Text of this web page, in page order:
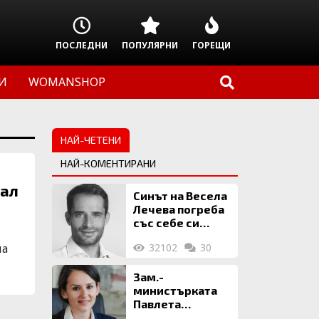
ПОСЛЕДНИ ПОПУЛЯРНИ ГОРЕЩИ
WOMANSHOP
НАЙ-ЧЕТЕНИ
НАЙ-КОМЕНТИРАНИ
Синът на Весела
Лечева погреба
със себе си
млн. евро
32102 30
Зам.-
министърката
Павлета